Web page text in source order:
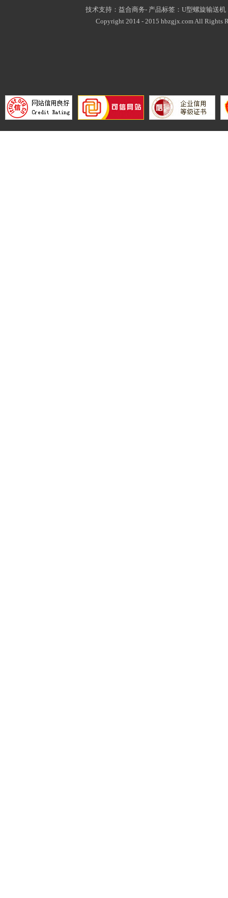
技术支持：益合商务- 产品标签： U型螺旋输送机
Copyright 2014 - 2015 hbzgjx.com All Rights